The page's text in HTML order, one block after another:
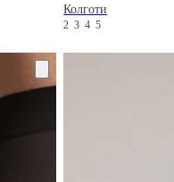
Колготи
2345